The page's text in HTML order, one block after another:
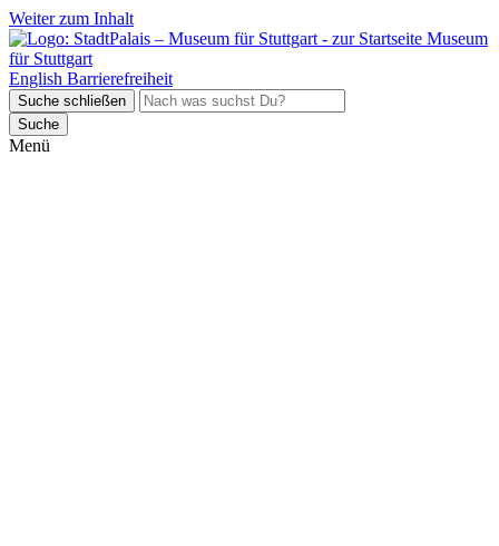
Weiter zum Inhalt
Museum
für Stuttgart
English Barrierefreiheit
Suche schließen
Suche
Menü